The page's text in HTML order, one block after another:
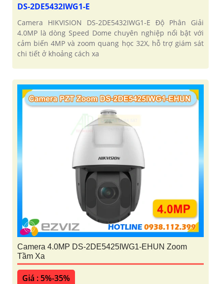
DS-2DE5432IWG1-E
Camera HIKVISION DS-2DE5432IWG1-E Độ Phân Giải
4.0MP là dòng Speed Dome chuyên nghiệp nổi bật với
cảm biến 4MP và zoom quang học 32X, hỗ trợ giám sát
chi tiết ở khoảng cách xa
Camera 4.0MP DS-2DE5425IWG1-EHUN Zoom
Tầm Xa
Giá : 5%-35%